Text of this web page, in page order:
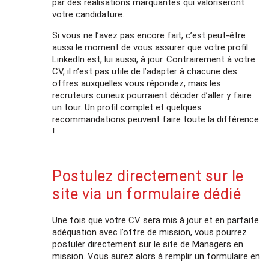
par des réalisations marquantes qui valoriseront
votre candidature.
Si vous ne l’avez pas encore fait, c’est peut-être
aussi le moment de vous assurer que votre profil
LinkedIn est, lui aussi, à jour. Contrairement à votre
CV, il n’est pas utile de l’adapter à chacune des
offres auxquelles vous répondez, mais les
recruteurs curieux pourraient décider d’aller y faire
un tour. Un profil complet et quelques
recommandations peuvent faire toute la différence
!
Postulez directement sur le
site via un formulaire dédié
Une fois que votre CV sera mis à jour et en parfaite
adéquation avec l’offre de mission, vous pourrez
postuler directement sur le site de Managers en
mission. Vous aurez alors à remplir un formulaire en